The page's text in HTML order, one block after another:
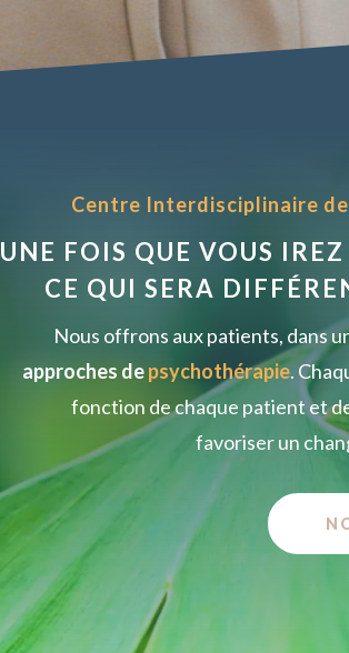
Centre Interdisciplinaire
UNE FOIS QUE VOUS
CE QUI SERA
Nous offrons aux patients, dans
approches depsychothérapie.
fonction de chaque patient et
favoriser un